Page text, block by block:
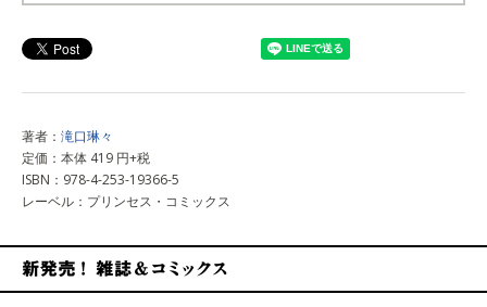
著者： 滝口琳々
定価：本体 419 円+税
ISBN：978-4-253-19366-5
レーベル：プリンセス・コミックス